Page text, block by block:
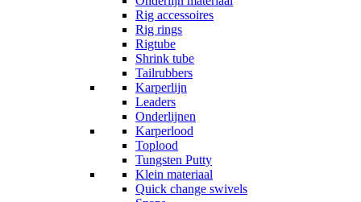
Rig accessoires
Rig rings
Rigtube
Shrink tube
Tailrubbers
Karperlijn
Leaders
Onderlijnen
Karperlood
Toplood
Tungsten Putty
Klein materiaal
Quick change swivels